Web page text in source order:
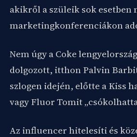
akikről a szüleik sok
marketingkonferenciákon
Nem úgy a Coke
dolgozott, itthon Palvin
szlogen idején, előtte a Kiss
vagy Fluor Tomit
Az influencer hitelesíti és